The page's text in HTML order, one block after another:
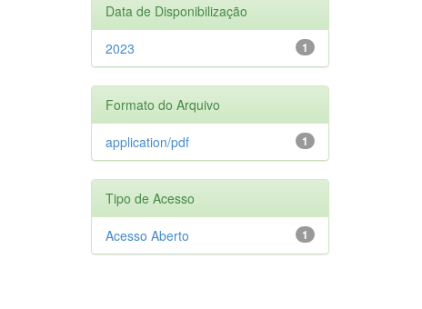
Data de Disponibilização
1
2023
Formato do Arquivo
1
application/pdf
Tipo de Acesso
1
Acesso Aberto